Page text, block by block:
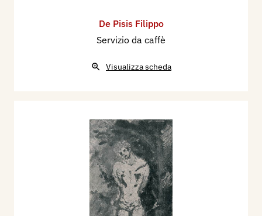
De Pisis Filippo
Servizio da caffè
Visualizza scheda